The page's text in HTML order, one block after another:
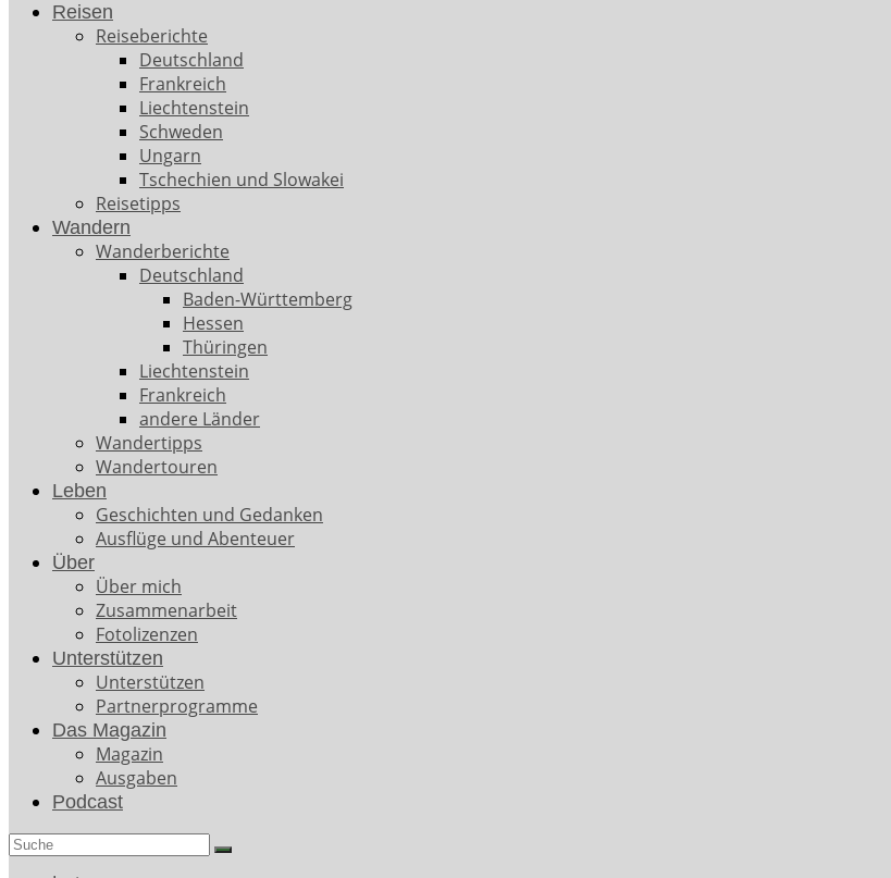
Reisen
Reiseberichte
Deutschland
Frankreich
Liechtenstein
Schweden
Ungarn
Tschechien und Slowakei
Reisetipps
Wandern
Wanderberichte
Deutschland
Baden-Württemberg
Hessen
Thüringen
Liechtenstein
Frankreich
andere Länder
Wandertipps
Wandertouren
Leben
Geschichten und Gedanken
Ausflüge und Abenteuer
Über
Über mich
Zusammenarbeit
Fotolizenzen
Unterstützen
Unterstützen
Partnerprogramme
Das Magazin
Magazin
Ausgaben
Podcast
Search